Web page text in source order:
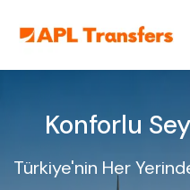
Konforlu
Türkiye'nin Her